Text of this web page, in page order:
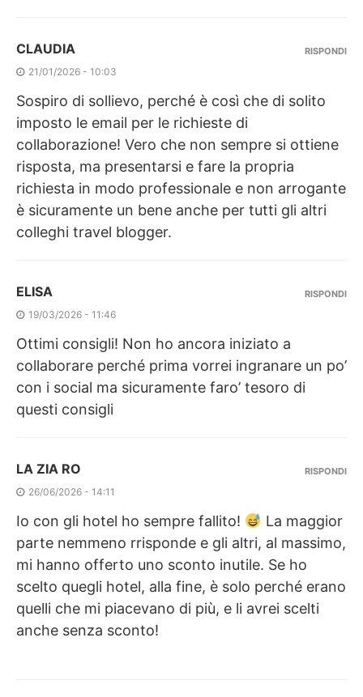
CLAUDIA
21/01/2026 - 10:03
Sospiro di sollievo, perché è così che di solito
imposto le email per le richieste di
collaborazione! Vero che non sempre si ottiene
risposta, ma presentarsi e fare la propria
richiesta in modo professionale e non arrogante
è sicuramente un bene anche per tutti gli altri
colleghi travel blogger.
RISPONDI
ELISA
19/03/2026 - 11:46
Ottimi consigli! Non ho ancora iniziato a
collaborare perché prima vorrei ingranare un po’
con i social ma sicuramente faro’ tesoro di
questi consigli
RISPONDI
LA ZIA RO
26/06/2026 - 14:11
Io con gli hotel ho sempre fallito!
La maggior
parte nemmeno rrisponde e gli altri, al massimo,
mi hanno offerto uno sconto inutile. Se ho
scelto quegli hotel, alla fine, è solo perché erano
quelli che mi piacevano di più, e li avrei scelti
anche senza sconto!
RISPONDI